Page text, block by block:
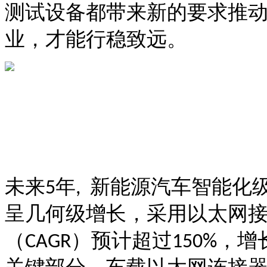
测试设备都带来新的要求推
业，才能行稳致远。
未来5年, 新能源汽车智能化
呈几何级增长，采用以太网
（CAGR）预计超过150% ，